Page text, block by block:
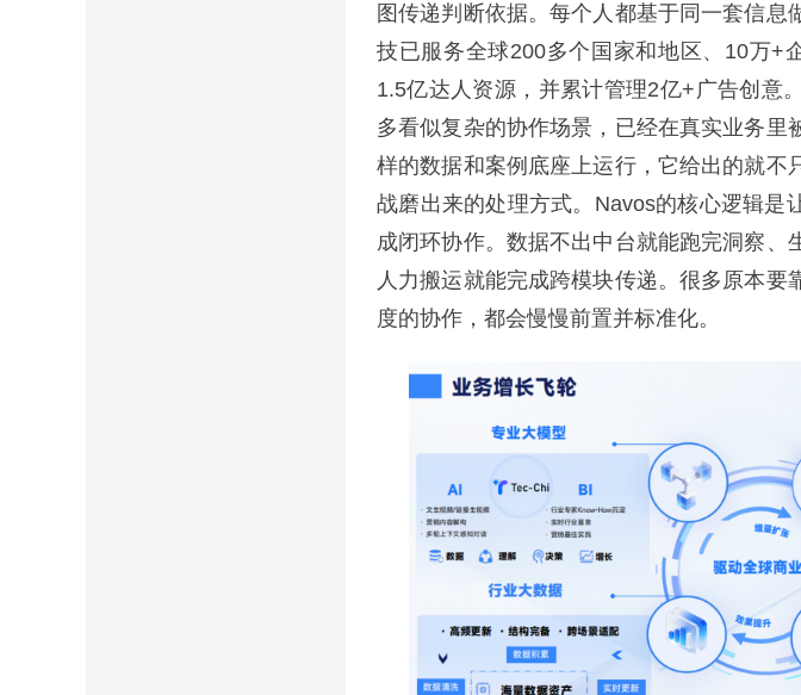
图传递判断依据。每个人都基于同一套信
技已服务全球200多个国家和地区、10万+
1.5亿达人资源，并累计管理2亿+广告创意
多看似复杂的协作场景，已经在真实业务里
样的数据和案例底座上运行，它给出的就不
战磨出来的处理方式。Navos的核心逻辑是
成闭环协作。数据不出中台就能跑完洞察、
人力搬运就能完成跨模块传递。很多原本
度的协作，都会慢慢前置并标准化。